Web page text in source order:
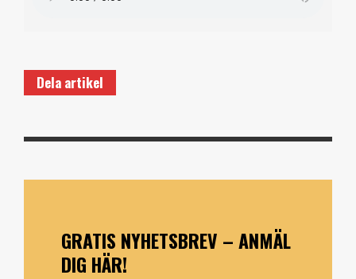
Dela artikel
GRATIS NYHETSBREV – ANMÄL
DIG HÄR!